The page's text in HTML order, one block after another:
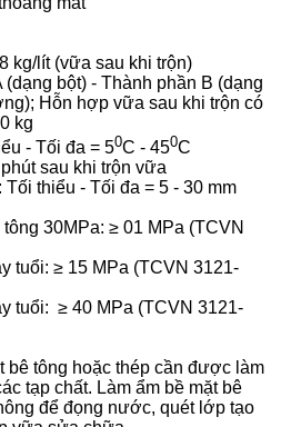
kg/lít (vữa sau khi trộn)
bột) - Thành phần B (dạng
Hỗn hợp vữa sau khi trộn có
kg
- Tối đa = 50C - 450C
sau khi trộn vữa
thiểu - Tối đa = 5 - 30 mm
30MPa: ≥ 01 MPa (TCVN
tuổi: ≥ 15 MPa (TCVN 3121-
tuổi: ≥ 40 MPa (TCVN 3121-
bê tông hoặc thép cần được làm
tạp chất. Làm ẩm bề mặt bê
để đọng nước, quét lớp tạo